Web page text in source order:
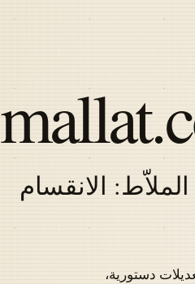
Latest
الانقسام
دستورية،